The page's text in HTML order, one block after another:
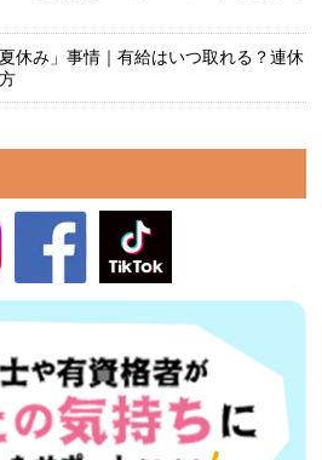
休み」事情｜有給はいつ取れる？連休